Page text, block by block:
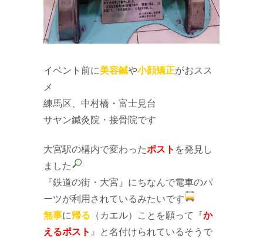
イベント前に美容鍼や小顔矯正がおスス
メ
練馬区、中村橋・富士見台
サヤン鍼灸院・接骨院です
大宮駅の構内で変わったポスト を発見し
ました
『鉄道の街・大宮』にちなんで電車のパ
ーツが利用されているみたいです
無事に帰る （カエル）ことを願って『か
えるポスト 』と名付けられているそうで